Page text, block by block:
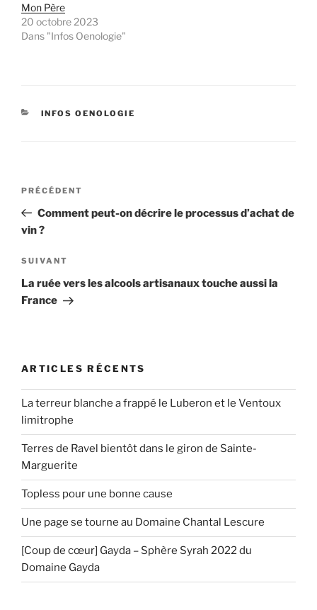
Mon Père
20 octobre 2023
Dans "Infos Oenologie"
CATÉGORIES
INFOS OENOLOGIE
Navigation
l’article
Article
précédent
PRÉCÉDENT
Comment peut-on décrire le processus d’achat de
vin ?
Article
suivant
SUIVANT
La ruée vers les alcools artisanaux touche aussi la
France
ARTICLES RÉCENTS
La terreur blanche a frappé le Luberon et le Ventoux
limitrophe
Terres de Ravel bientôt dans le giron de Sainte-
Marguerite
Topless pour une bonne cause
Une page se tourne au Domaine Chantal Lescure
[Coup de cœur] Gayda – Sphère Syrah 2022 du
Domaine Gayda